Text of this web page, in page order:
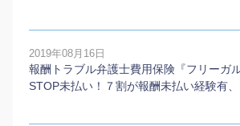
2019年08月16日
報酬トラブル弁護士費用保険『フリーガ
STOP未払い！７割が報酬未払い経験有